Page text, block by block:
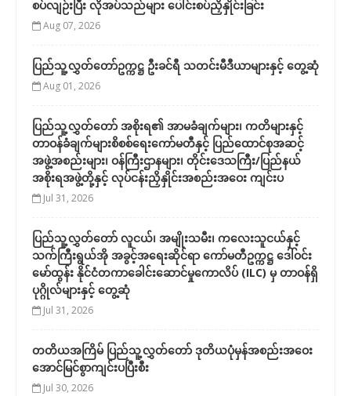
စပ်လျဉ်းပြီး လိုအပ်သည်များ ပေါင်းစပ်ညှိနှိုင်းခြင်း
Aug 07, 2026
ပြည်သူ့လွှတ်တော်ဥက္ကဋ္ဌ ဦးခင်ရီ သတင်းမီဒီယာများနှင့် တွေ့ဆုံ
Aug 01, 2026
ပြည်သူ့လွှတ်တော် အစိုးရ၏ အာမခံချက်များ၊ ကတိများနှင့်
တာဝန်ခံချက်များစိစစ်ရေးကော်မတီနှင့် ပြည်ထောင်စုအဆင့်
အဖွဲ့အစည်းများ၊ ဝန်ကြီးဌာနများ၊ တိုင်းဒေသကြီး/ပြည်နယ်
အစိုးရအဖွဲ့တို့နှင့် လုပ်ငန်းညှိနှိုင်းအစည်းအဝေး ကျင်းပ
Jul 31, 2026
ပြည်သူ့လွှတ်တော် လူငယ်၊ အမျိုးသမီး၊ ကလေးသူငယ်နှင့်
သက်ကြီးရွယ်အို အခွင့်အရေးဆိုင်ရာ ကော်မတီဥက္ကဋ္ဌ ဒေါ်ဝင်း
မော်ထွန်း နိုင်ငံတကာခေါင်းဆောင်မှုကောလိပ် (ILC) မှ တာဝန်ရှိ
ပုဂ္ဂိုလ်များနှင့် တွေ့ဆုံ
Jul 31, 2026
တတိယအကြိမ် ပြည်သူ့လွှတ်တော် ဒုတိယပုံမှန်အစည်းအဝေး
အောင်မြင်စွာကျင်းပပြီးစီး
Jul 30, 2026